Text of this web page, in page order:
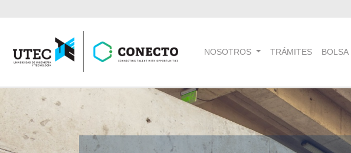
NOSOTROS TRÁMITES BOLSA